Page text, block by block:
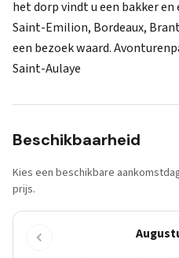
het dorp vindt u een bakker
Saint-Emilion, Bordeaux,
een bezoek waard.
Saint-Aulaye
Beschikbaarheid
Kies een beschikbare
prijs.